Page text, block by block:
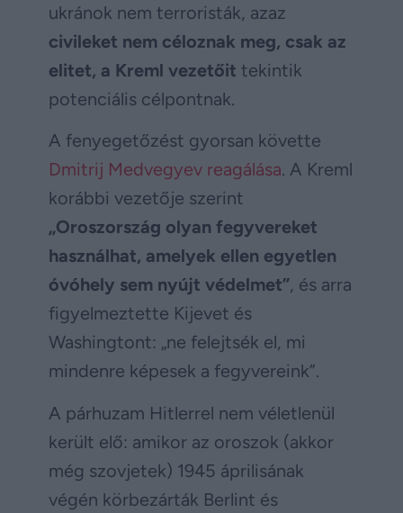
ukránok nem terroristák, azaz
civileket nem céloznak meg, csak az
elitet, a Kreml vezetőit tekintik
potenciális célpontnak.
A fenyegetőzést gyorsan követte
Dmitrij Medvegyev reagálása. A Kreml
korábbi vezetője szerint
„Oroszország olyan fegyvereket
használhat, amelyek ellen egyetlen
óvóhely sem nyújt védelmet”, és arra
figyelmeztette Kijevet és
Washingtont: „ne felejtsék el, mi
mindenre képesek a fegyvereink”.
A párhuzam Hitlerrel nem véletlenül
került elő: amikor az oroszok (akkor
még szovjetek) 1945 áprilisának
végén körbezárták Berlint és